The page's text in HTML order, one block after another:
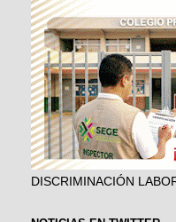
DISCRIMINACIÓN